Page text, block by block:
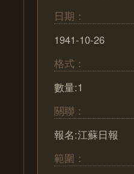
日期：
1941-10-26
格式：
數量:1
關聯：
報名:江蘇日報
範圍：